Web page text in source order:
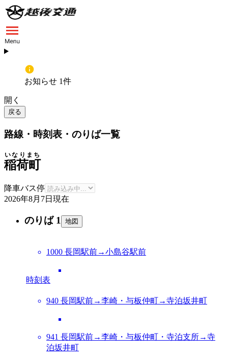
お知らせ 1件
開く
戻る
路線・時刻表・のりば一覧
稲荷町
いなりまち
降車バス停
2026年8月7日 現在
のりば 1 地図
1000 長岡駅前→小島谷駅前
時刻表
940 長岡駅前→李崎・与板仲町→寺泊坂井町
941 長岡駅前→李崎・与板仲町・寺泊支所→寺
泊坂井町